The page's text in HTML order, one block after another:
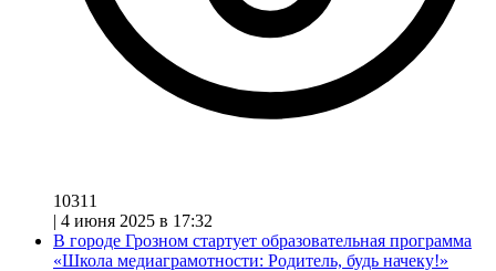
10311
| 4 июня 2025 в 17:32
В городе Грозном стартует образовательная программа
«Школа медиаграмотности: Родитель, будь начеку!»